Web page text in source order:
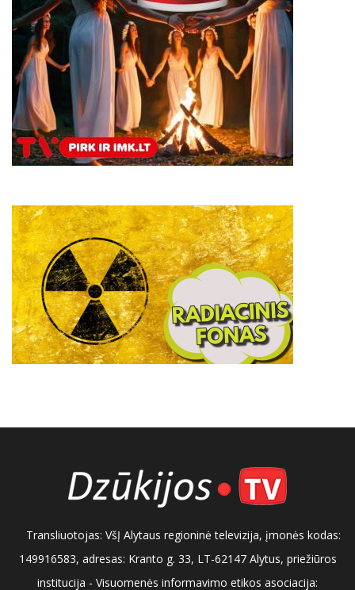
Transliuotojas: VšĮ Alytaus regioninė televizija, įmonės kodas:
149916583, adresas: Kranto g. 33, LT-62147 Alytus, priežiūros
institucija - Visuomenės informavimo etikos asociacija: